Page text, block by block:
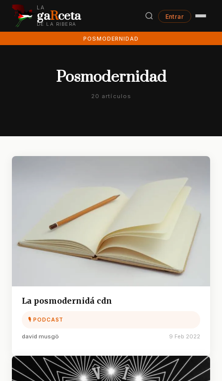
LA
gaRceta
DE LA RIBERA
Entrar
POSMODERNIDAD
Posmodernidad
20 artículos
La posmodernidá cdn
🎙 PODCAST
david musgö 9 Feb 2022